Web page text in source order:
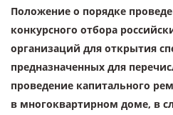
Положение о порядке
конкурсного отбора
организаций для открытия
предназначенных для
проведение капитального
в многоквартирном доме, в